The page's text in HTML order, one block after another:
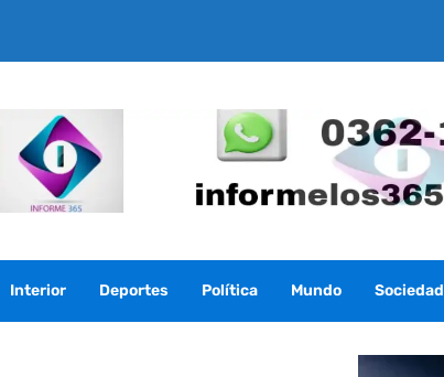
Interior Deportes Política Mundo Sociedad